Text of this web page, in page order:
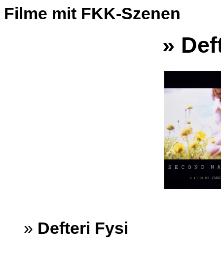
Filme mit FKK-Szenen
»
» Defteri Fysi